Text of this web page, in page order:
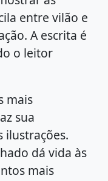
entre vilão e
A escrita é
o leitor
mais
sua
ilustrações.
dá vida às
mais